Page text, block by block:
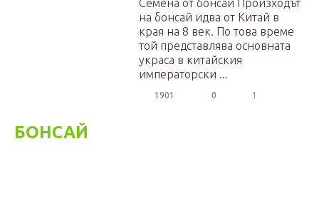
Семена от бонсай Произходът
на бонсай идва от Китай в
края на 8 век. По това време
той представлява основната
украса в китайския
императорски ...
1901 0 1
БОНСАЙ